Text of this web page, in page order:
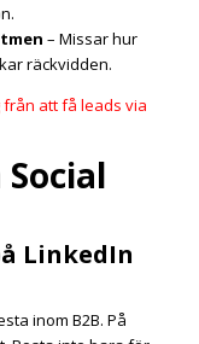
– Missar hur
räckvidden.
från att få leads via
LinkedIn
inom B2B. På